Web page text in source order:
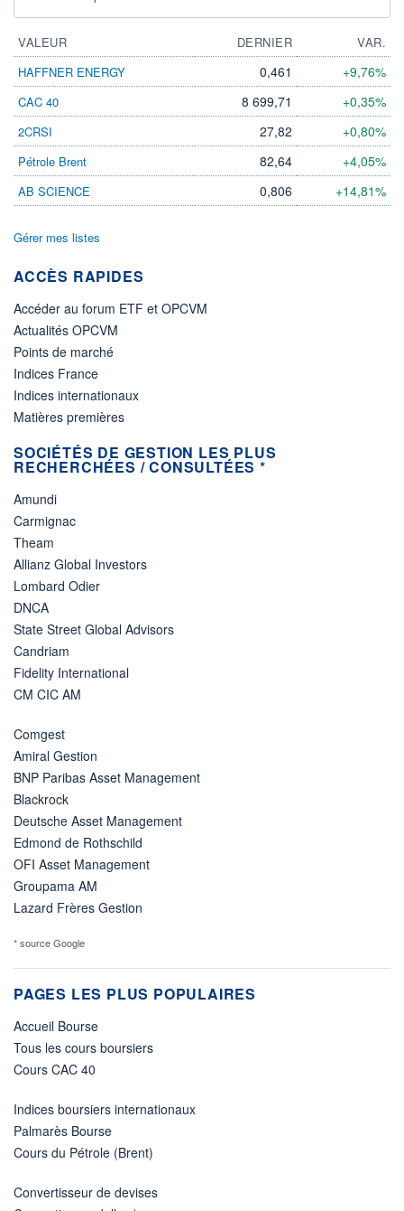
VALEUR DERNIER
VAR.
HAFFNER ENERGY
0,461 +9,76%
CAC 40 8 699,71 +0,35%
2CRSI 27,82 +0,80%
Pétrole Brent 82,64 +4,05%
AB SCIENCE 0,806 +14,81%
Gérer mes listes
ACCÈS RAPIDES
Accéder au forum ETF et OPCVM
Actualités OPCVM
Points de marché
Indices France
Indices internationaux
Matières premières
SOCIÉTÉS DE GESTION LES PLUS
RECHERCHÉES / CONSULTÉES *
Amundi
Carmignac
Theam
Allianz Global Investors
Lombard Odier
DNCA
State Street Global Advisors
Candriam
Fidelity International
CM CIC AM
Comgest
Amiral Gestion
BNP Paribas Asset Management
Blackrock
Deutsche Asset Management
Edmond de Rothschild
OFI Asset Management
Groupama AM
Lazard Frères Gestion
* source Google
PAGES LES PLUS POPULAIRES
Accueil Bourse
Tous les cours boursiers
Cours CAC 40
Indices boursiers internationaux
Palmarès Bourse
Cours du Pétrole (Brent)
Convertisseur de devises